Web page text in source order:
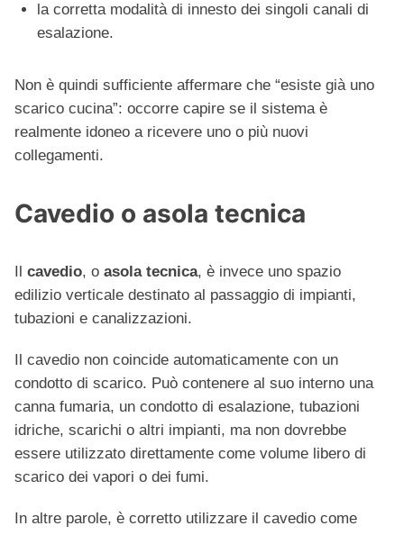
la corretta modalità di innesto dei singoli canali di
esalazione.
Non è quindi sufficiente affermare che “esiste già uno
scarico cucina”: occorre capire se il sistema è
realmente idoneo a ricevere uno o più nuovi
collegamenti.
Cavedio o asola tecnica
Il cavedio, o asola tecnica, è invece uno spazio
edilizio verticale destinato al passaggio di impianti,
tubazioni e canalizzazioni.
Il cavedio non coincide automaticamente con un
condotto di scarico. Può contenere al suo interno una
canna fumaria, un condotto di esalazione, tubazioni
idriche, scarichi o altri impianti, ma non dovrebbe
essere utilizzato direttamente come volume libero di
scarico dei vapori o dei fumi.
In altre parole, è corretto utilizzare il cavedio come